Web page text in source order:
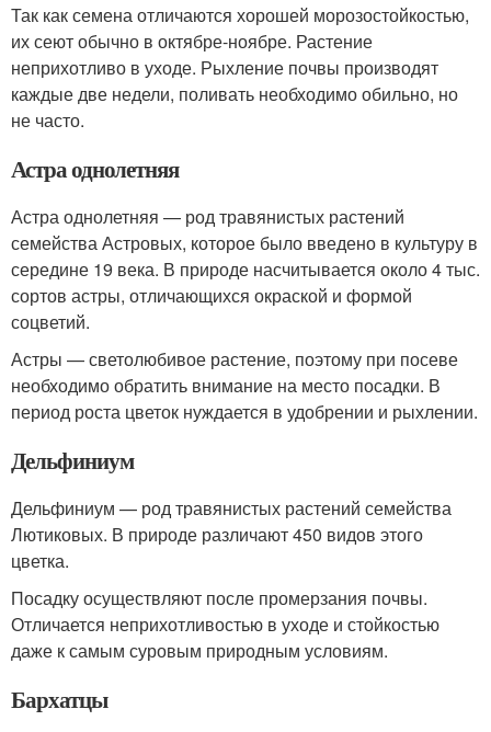
Так как семена отличаются хорошей морозостойкостью,
их сеют обычно в октябре-ноябре. Растение
неприхотливо в уходе. Рыхление почвы производят
каждые две недели, поливать необходимо обильно, но
не часто.
Астра однолетняя
Астра однолетняя — род травянистых растений
семейства Астровых, которое было введено в культуру в
середине 19 века. В природе насчитывается около 4 тыс.
сортов астры, отличающихся окраской и формой
соцветий.
Астры — светолюбивое растение, поэтому при посеве
необходимо обратить внимание на место посадки. В
период роста цветок нуждается в удобрении и рыхлении.
Дельфиниум
Дельфиниум — род травянистых растений семейства
Лютиковых. В природе различают 450 видов этого
цветка.
Посадку осуществляют после промерзания почвы.
Отличается неприхотливостью в уходе и стойкостью
даже к самым суровым природным условиям.
Бархатцы